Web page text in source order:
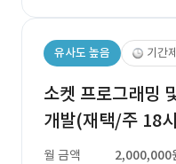
유사도 높음 기간
소켓 프로그래밍
개발(재택/주 18
월 금액 2,000,000